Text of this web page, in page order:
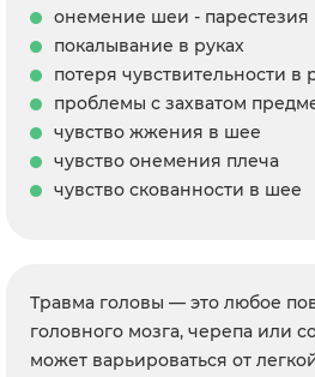
онемение шеи - парестезия
покалывание в руках
потеря чувствительности в
проблемы с захватом
чувство жжения в шее
чувство онемения плеча
чувство скованности в шее
Травма головы — это любое
головного мозга, черепа или
может варьироваться от